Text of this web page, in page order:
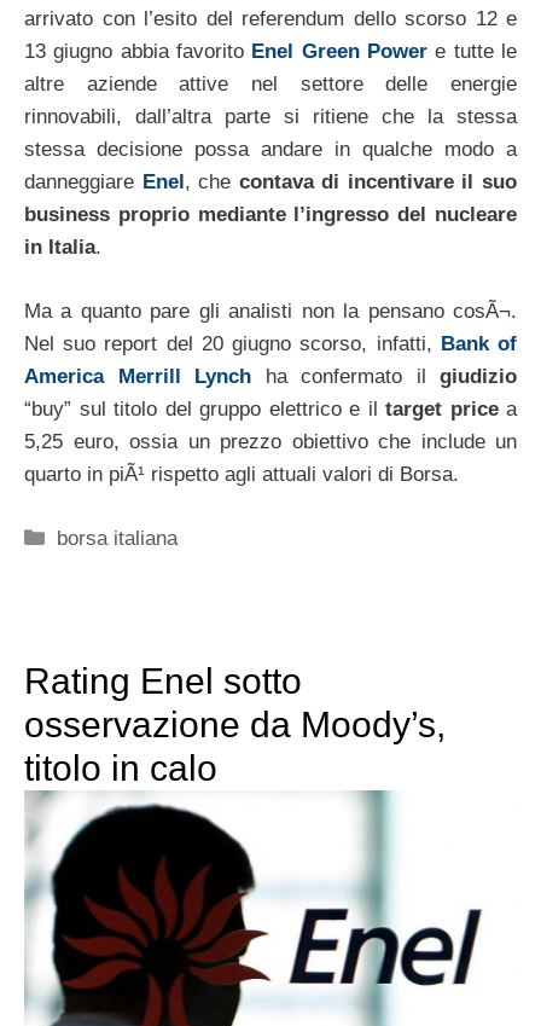
arrivato con l’esito del referendum dello scorso 12 e
13 giugno abbia favorito Enel Green Power e tutte le
altre aziende attive nel settore delle energie
rinnovabili, dall’altra parte si ritiene che la stessa
stessa decisione possa andare in qualche modo a
danneggiare Enel , che contava di incentivare il suo
business proprio mediante l’ingresso del nucleare
in Italia.
Ma a quanto pare gli analisti non la pensano cosÃ¬.
Nel suo report del 20 giugno scorso, infatti, Bank of
America Merrill Lynch ha confermato il giudizio
“buy” sul titolo del gruppo elettrico e il target pricea
5,25 euro, ossia un prezzo obiettivo che include un
quarto in piÃ¹ rispetto agli attuali valori di Borsa.
Categorie
borsa italiana
Rating Enel sotto
osservazione da Moody’s,
titolo in calo